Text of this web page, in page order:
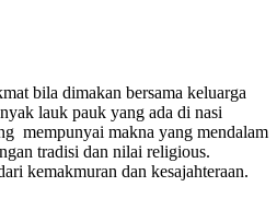
bila dimakan bersama keluarga
lauk pauk yang ada di nasi
mempunyai makna yang mendalam
tradisi dan nilai religious.
kemakmuran dan kesajahteraan.